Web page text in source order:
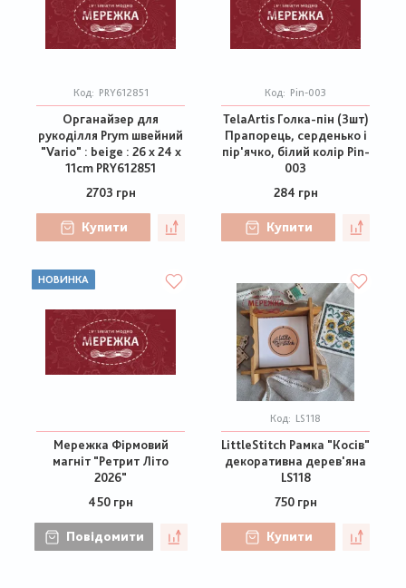
Код: PRY612851
Органайзер для
рукоділля Prym швейний
"Vario" : beige : 26 x 24 x
11cm PRY612851
2703 грн
Купити
Код: Pin-003
TelaArtis Голка-пін (3шт)
Прапорець, серденько і
пір'ячко, білий колір Pin-
003
284 грн
Купити
НОВИНКА
Мережка Фірмовий
магніт "Ретрит Літо
2026"
450 грн
Повідомити
Код: LS118
LittleStitch Рамка "Косів"
декоративна дерев'яна
LS118
750 грн
Купити